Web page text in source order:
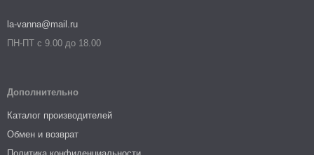
la-vanna@mail.ru
ПН-ПТ с 9.00 до 18.00
Дополнительно
Каталог производителей
Обмен и возврат